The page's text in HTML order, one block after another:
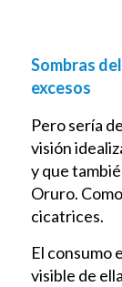
Sombras
excesos
Pero sería
visión
y que
Oruro.
cicatrices.
El consumo
visible de